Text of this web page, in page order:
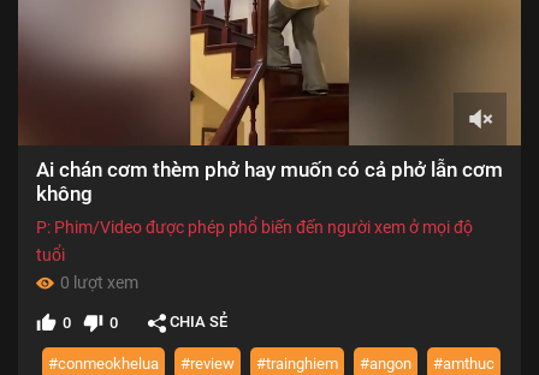
01:00
Ai chán cơm thèm phở hay muốn có cả phở lẫn cơm
không
P: Phim/Video được phép phổ biến đến người xem ở mọi độ
tuổi
0 lượt xem
0 0 CHIA SẺ
#conmeokhelua #review #trainghiem #angon #amthuc